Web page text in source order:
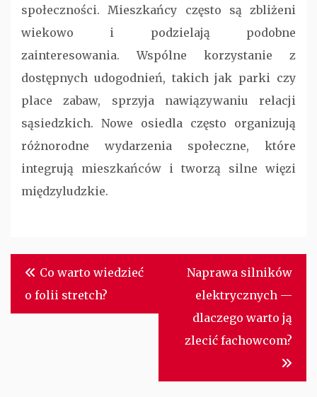
społeczności. Mieszkańcy często są zbliżeni
wiekowo i podzielają podobne
zainteresowania. Wspólne korzystanie z
dostępnych udogodnień, takich jak parki czy
place zabaw, sprzyja nawiązywaniu relacji
sąsiedzkich. Nowe osiedla często organizują
różnorodne wydarzenia społeczne, które
integrują mieszkańców i tworzą silne więzi
międzyludzkie.
Nawigacja
wpisu
Co warto wiedzieć
o folii stretch?
Naprawa silników
elektrycznych —
dlaczego warto ją
zlecić fachowcom?